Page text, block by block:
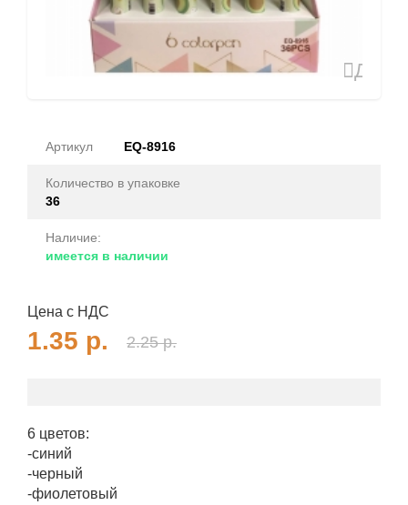
Артикул EQ-8916
Количество в упаковке
36
Наличие:
имеется в наличии
Цена с НДС
1.35 р. 2.25р.
6 цветов:
-синий
-черный
-фиолетовый